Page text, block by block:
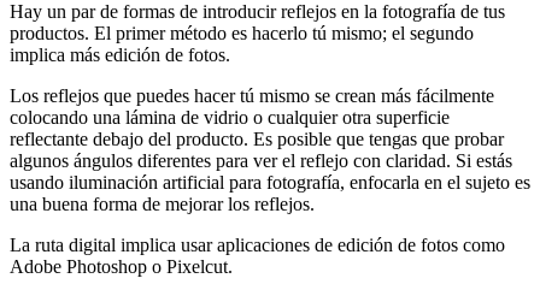
Hay un par de formas de introducir reflejos en la fotografía de tus
productos. El primer método es hacerlo tú mismo; el segundo
implica más edición de fotos.
Los reflejos que puedes hacer tú mismo se crean más fácilmente
colocando una lámina de vidrio o cualquier otra superficie
reflectante debajo del producto. Es posible que tengas que probar
algunos ángulos diferentes para ver el reflejo con claridad. Si estás
usando iluminación artificial para fotografía, enfocarla en el sujeto es
una buena forma de mejorar los reflejos.
La ruta digital implica usar aplicaciones de edición de fotos como
Adobe Photoshop o Pixelcut.